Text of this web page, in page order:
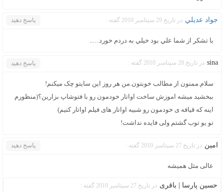
جواد عديلي در تاریخ 29 سپتامبر 2010 گفته : پاسخ دهید
با تشكر از شما علي بود خيلي به دردم خورد…..
sina در تاریخ 28 سپتامبر 2010 گفته : پاسخ دهید
سلام.ممنون از مطالب خوبتون.من هر روز این سایتو چک میکنم!
ببخشید میشه اموزش ساخت اواتار خودمون رو با فتوشاپ بزارین؟(منظورم
اینه که قیافه ی خودمون رو شبیه اواتار های فیلم اواتار کنیم)
تو یو توب گشتم ولی فایده نداشت!
امین در تاریخ 27 سپتامبر 2010 گفته : پاسخ دهید
عالی مثل همیشه
حسین پارسا | باقری در تاریخ 27 سپتامبر 2010 گفته :